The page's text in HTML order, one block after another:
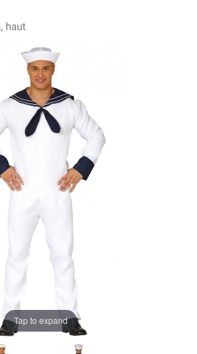
haut
Tap to expand